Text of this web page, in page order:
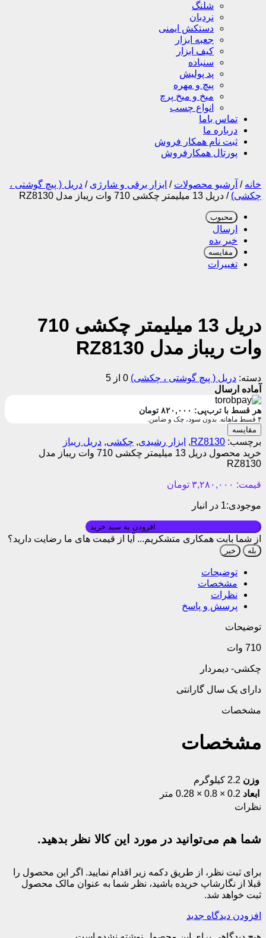
شلنگ
نردبان
دستکش ایمنی
جعبه ابزار
کیف ابزار
سنباده
پد پولیش
پیچ و مهره
میخ و میخ پرچ
انواع چسب
تماس باما
درباره ما
ثبت نام همکار فروش
پورتال همکارفروش
خانه / آرشیو محصولات / ابزار برقی و شارژی / دریل ( پیچ گوشتی ،
چکشی) / دریل 13 میلیمتر چکشی 710 وات ریباز مدل RZ8130
محبوب
ارسال
خبر بده
مقایسه
تغییرات
دریل 13 میلیمتر چکشی 710
وات ریباز مدل RZ8130
دسته: دریل ( پیچ گوشتی ، چکشی) 0 از 5
آماده ارسال
هر قسط با ترب‌پی: ۸۲۰,۰۰۰ تومان
۴ قسط ماهانه. بدون سود، چک و ضامن.
مقایسه
برچسب: RZ8130
, ابزار رشیدی, چکشی, دریل ریباز
خرید محصول دریل 13 میلیمتر چکشی 710 وات ریباز مدل
RZ8130
قیمت: ۳,۲۸۰,۰۰۰ تومان
موجودی:1 در انبار
از شما بابت همکاری متشکریم... آیا از قیمت های ما رضایت دارید؟
بله خیر
توضیحات
مشخصات
نظرات
پرسش و پاسخ
توضیحات
710 وات
چکشی- دیمردار
دارای یک سال گارانتی
مشخصات
مشخصات
وزن 2.2 کیلوگرم
ابعاد 0.2 × 0.8 × 0.28 متر
نظرات
شما هم می‌توانید در مورد این کالا نظر بدهید.
برای ثبت نظر، از طریق دکمه زیر اقدام نمایید. اگر این محصول را
قبلا از نگارشاپ خریده باشید، نظر شما به عنوان مالک محصول
ثبت خواهد شد.
افزودن دیدگاه جدید